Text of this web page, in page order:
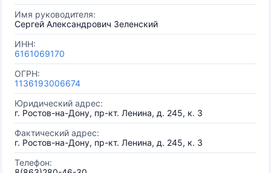
Имя руководителя:
Сергей Александрович Зеленский
ИНН:
6161069170
ОГРН:
1136193006674
Юридический адрес:
г. Ростов-на-Дону, пр-кт. Ленина, д. 245, к. 3
Фактический адрес:
г. Ростов-на-Дону, пр-кт. Ленина, д. 245, к. 3
Телефон: